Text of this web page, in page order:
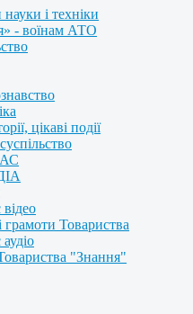
і техніки
- воїнам АТО
цікаві події
грамоти Товариства
"Знання"